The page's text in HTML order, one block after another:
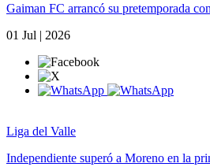
Gaiman FC arrancó su pretemporada
01 Jul | 2026
Liga del Valle
Independiente superó a Moreno en la